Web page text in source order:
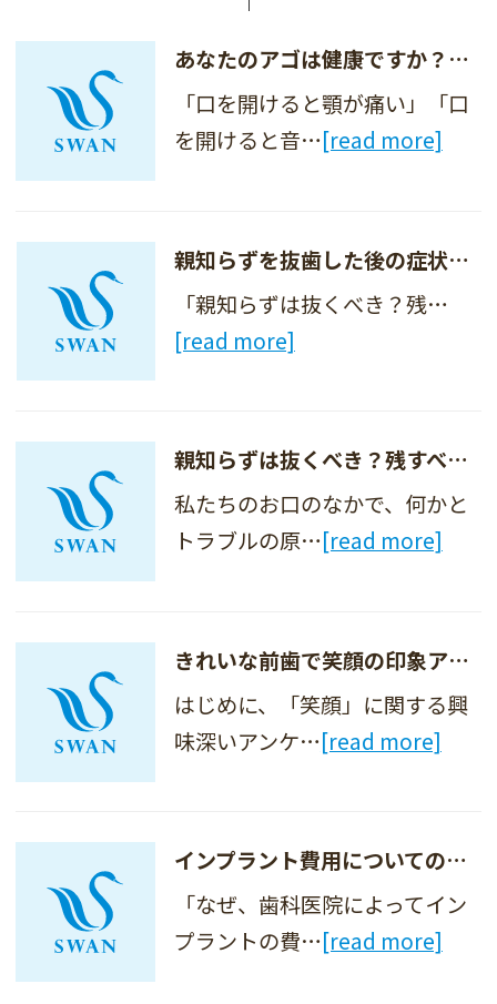
あなたのアゴは健康ですか？～顎関節症の症状と原因～
「口を開けると顎が痛い」「口
を開けると音…[read more]
親知らずを抜歯した後の症状と注意点
「親知らずは抜くべき？残…
[read more]
親知らずは抜くべき？残すべき？
私たちのお口のなかで、何かと
トラブルの原…[read more]
きれいな前歯で笑顔の印象アップ～ラミネートベニア・部分矯正～
はじめに、「笑顔」に関する興
味深いアンケ…[read more]
インプラント費用についての考え方～生涯使っていくものだから～
「なぜ、歯科医院によってイン
プラントの費…[read more]